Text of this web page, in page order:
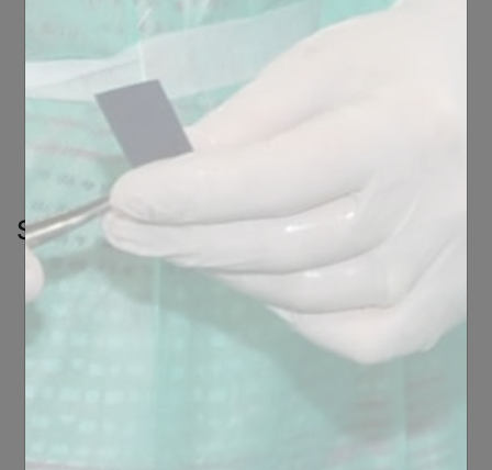
Ouvrez Google Chrome
Cliquez sur l’icône d’outils dans la barre de menu
Sélectionnez « Options »
Cliquez sur l’onglet « Options avancées »
Dans le menu déroulant « Paramètres des
cookies », sélectionnez « Bloquer tous les
cookies »
Safari :
Ouvrez Safari
Dans la barre de menu en haut, cliquez sur «
Safari », puis « Préférences »
Sélectionnez l’icône « Sécurité »